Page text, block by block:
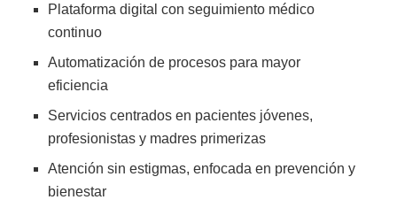
Plataforma digital con seguimiento médico
continuo
Automatización de procesos para mayor
eficiencia
Servicios centrados en pacientes jóvenes,
profesionistas y madres primerizas
Atención sin estigmas, enfocada en prevención y
bienestar